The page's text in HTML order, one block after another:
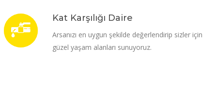
Kat Karşılığı Daire
Arsanızı en uygun şekilde değerlendirip sizler için
güzel yaşam alanları sunuyoruz.